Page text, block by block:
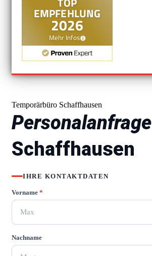
Temporärbüro Schaffhausen
Personalanfrage
Schaffhausen
IHRE KONTAKTDATEN
Vorname *
Nachname